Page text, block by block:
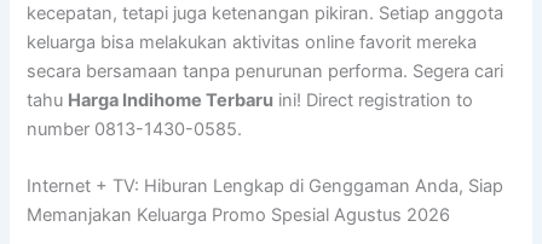
kecepatan, tetapi juga ketenangan pikiran. Setiap anggota
keluarga bisa melakukan aktivitas online favorit mereka
secara bersamaan tanpa penurunan performa. Segera cari
tahu Harga Indihome Terbaru ini! Direct registration to
number 0813-1430-0585.
Internet + TV: Hiburan Lengkap di Genggaman Anda, Siap
Memanjakan Keluarga Promo Spesial Agustus 2026